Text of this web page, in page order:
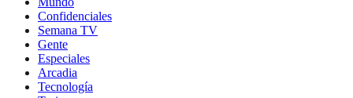
Confidenciales
Semana TV
Gente
Especiales
Arcadia
Tecnología